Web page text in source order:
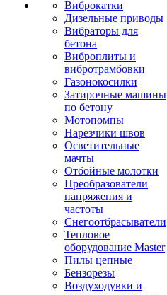
Виброкатки
Дизельные приводы
Вибраторы для
бетона
Виброплиты и
вибротрамбовки
Газонокосилки
Затирочные машины
по бетону
Мотопомпы
Нарезчики швов
Осветительные
мачты
Отбойные молотки
Преобразователи
напряжения и
частоты
Снегоотбрасыватели
Тепловое
оборудование Master
Пилы цепные
Бензорезы
Воздуходувки и